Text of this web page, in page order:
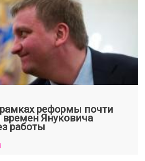
реформы почти
времен Януковича
работы